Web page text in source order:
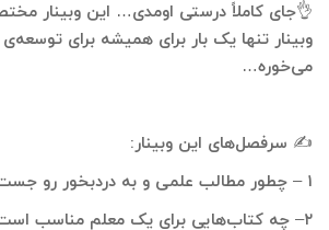
👌جای کاملاً درستی اومدی… این وبینار
وبینار تنها یک بار برای همیشه برای
می‌خوره…
✍️ سرفصل‌های این وبینار:
۱ – چطور مطالب علمی و به دردبخور رو
۲– چه کتاب‌هایی برای یک معلم مناسب